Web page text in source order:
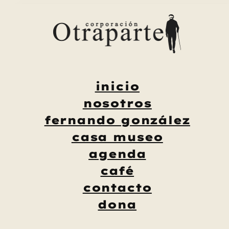
inicio
nosotros
fernando gonzález
casa museo
agenda
café
contacto
dona